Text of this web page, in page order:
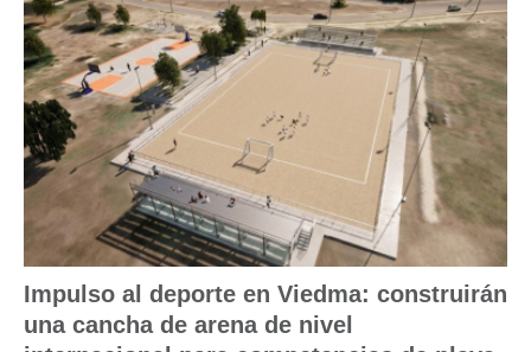
Impulso al deporte en Viedma: construirán
una cancha de arena de nivel